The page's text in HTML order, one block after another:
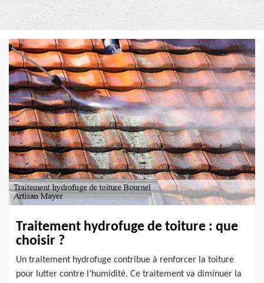
Traitement hydrofuge de toiture : que
choisir ?
Un traitement hydrofuge contribue à renforcer la toiture
pour lutter contre l’humidité. Ce traitement va diminuer la